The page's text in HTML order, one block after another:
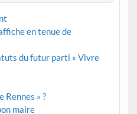
en tenue de
du futur parti « Vivre
Rennes » ?
maire